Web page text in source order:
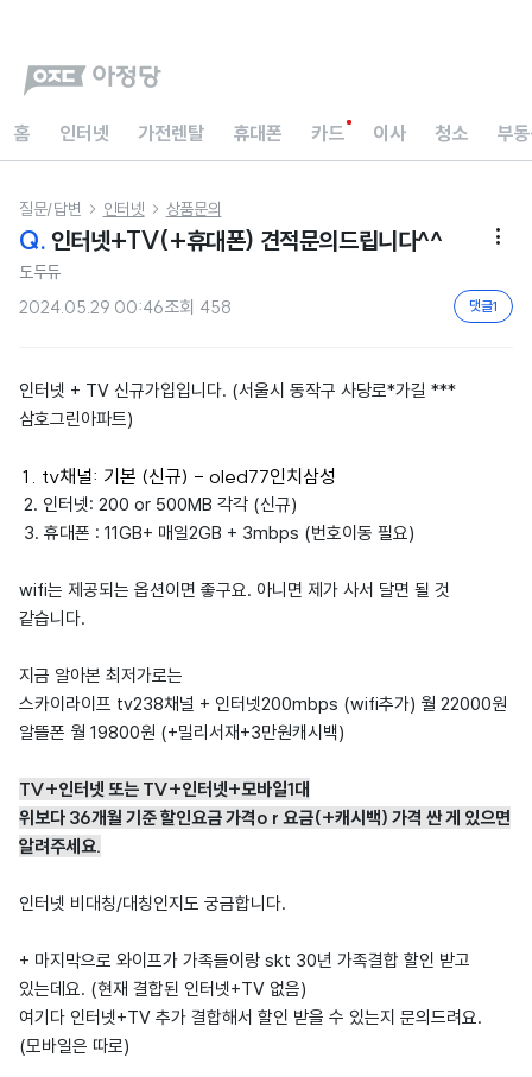
홈 인터넷 가전렌탈 휴대폰 카드 이사 청소 부
질문/답변  인터넷  상품문의
Q. 인터넷+TV(+휴대폰) 견적문의드립니다^^ 
도두듀
2024.05.29 00:46조회 458 댓글1
인터넷 + TV 신규가입입니다. (서울시 동작구 사당로*가길 ***
삼호그린아파트)
tv채널: 기본 (신규) - oled77인치삼성
2. 인터넷: 200 or 500MB 각각 (신규)
3. 휴대폰 : 11GB+ 매일2GB + 3mbps (번호이동 필요)
wifi는 제공되는 옵션이면 좋구요. 아니면 제가 사서 달면 될 것
같습니다.
지금 알아본 최저가로는
스카이라이프 tv238채널 + 인터넷200mbps (wifi추가) 월 22000원
알뜰폰 월 19800원 (+밀리서재+3만원캐시백)
TV+인터넷 또는 TV+인터넷+모바일1대
위보다 36개월 기준 할인요금 가격o r 요금(+캐시백) 가격 싼 게 있으면
알려주세요.
인터넷 비대칭/대칭인지도 궁금합니다.
+ 마지막으로 와이프가 가족들이랑 skt 30년 가족결합 할인 받고
있는데요. (현재 결합된 인터넷+TV 없음)
여기다 인터넷+TV 추가 결합해서 할인 받을 수 있는지 문의드려요.
(모바일은 따로)